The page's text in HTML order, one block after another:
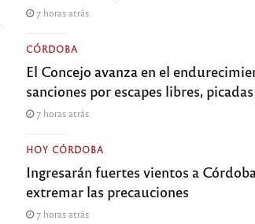
7 horas atrás
CÓRDOBA
El Concejo avanza en el
sanciones por escapes libres,
7 horas atrás
HOY CÓRDOBA
Ingresarán fuertes vientos a
extremar las precauciones
7 horas atrás